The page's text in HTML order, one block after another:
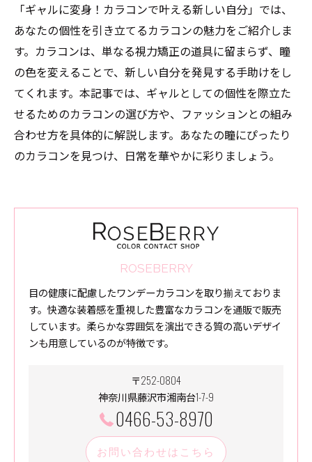
「ギャルに変身！カラコンで叶える新しい自分」では、
あなたの個性を引き立てるカラコンの魅力をご紹介しま
す。カラコンは、単なる視力矯正の道具に留まらず、瞳
の色を変えることで、新しい自分を発見する手助けをし
てくれます。本記事では、ギャルとしての個性を際立た
せるためのカラコンの選び方や、ファッションとの組み
合わせ方を具体的に解説します。あなたの瞳にぴったり
のカラコンを見つけ、日常を華やかに彩りましょう。
ROSEBERRY
目の健康に配慮したワンデーカラコンを取り揃えておりま
す。快適な装着感を重視した豊富なカラコンを通販で販売
しています。柔らかな雰囲気を演出できる質の高いデザイ
ンも用意しているのが特徴です。
〒252-0804
神奈川県藤沢市湘南台1-7-9
0466-53-8970
お問い合わせはこちら